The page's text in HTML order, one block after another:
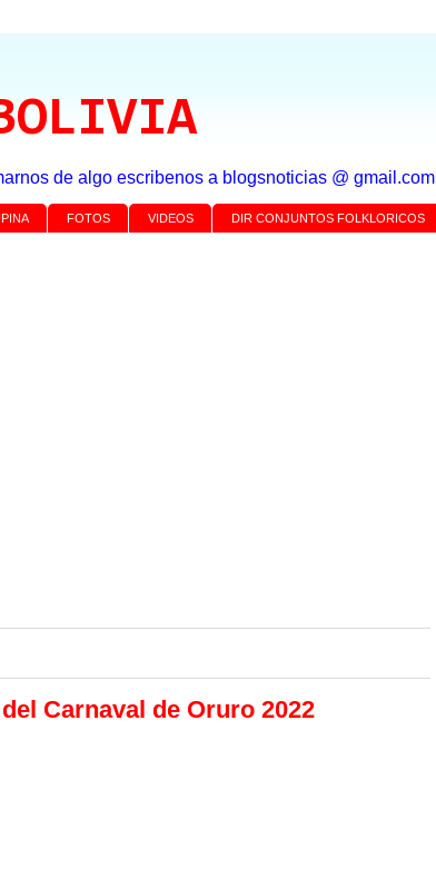
de algo escribenos a blogsnoticias @ gmail.com
FOTOS VIDEOS DIR CONJUNTOS FOLKLORICOS
Carnaval de Oruro 2022